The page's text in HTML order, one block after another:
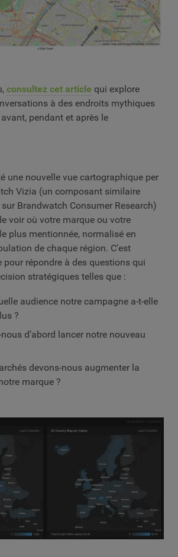
consultez cet article qui explore
à des endroits mythiques
pendant et après le
une nouvelle vue cartographique per
Vizia (un composant similaire
Brandwatch Consumer Research)
voir où votre marque ou votre
plus mentionnée, normalisé en
de chaque région. C’est
pour répondre à des questions qui
stratégiques telles que :
audience notre campagne a-t-elle
?
d’abord lancer notre nouveau
devons-nous augmenter la
marque ?